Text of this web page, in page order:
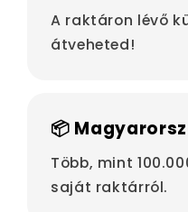
A raktáron lévő
átveheted!
📦
Több, mint
saját raktárról.